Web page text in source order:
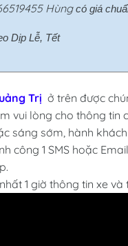
Hùngcó giá
Dịp Lễ, Tết
Trị ở trên được
vui lòng cho thông tin
sáng sớm, hành
công 1 SMS hoặc
1 giờ thông tin xe